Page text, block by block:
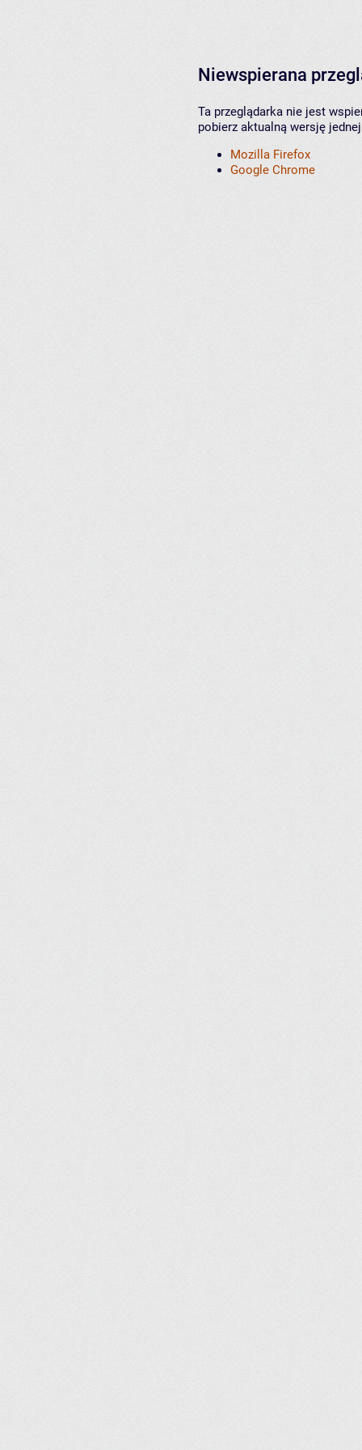
Niewspierana
Ta przeglądarka nie jest
pobierz aktualną wersję
Mozilla Firefox
Google Chrome